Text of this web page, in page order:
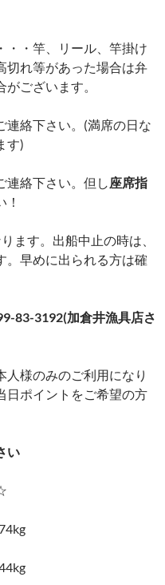
・竿、リール、竿掛け
切れ等があった場合は弁
ございます。
絡下さい。(満席の日な
す)
絡下さい。但し座席指
ます。出船中止の時は、
。早めに出られる方は確
83-3192(加倉井漁具店さ
人様のみのご利用になり
日ポイントをご希望の方
い